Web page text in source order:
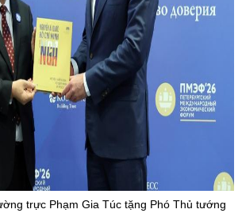
trực Phạm Gia Túc tặng Phó Thủ tướng